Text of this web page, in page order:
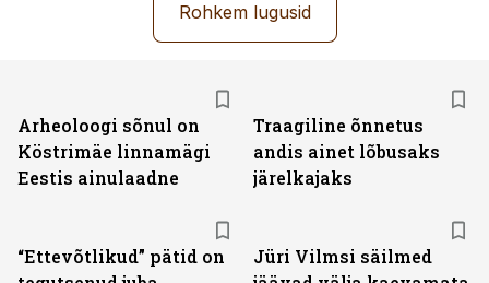
Rohkem lugusid
Arheoloogi sõnul on
Köstrimäe linnamägi
Eestis ainulaadne
Traagiline õnnetus
andis ainet lõbusaks
järelkajaks
“Ettevõtlikud” pätid on
Jüri Vilmsi säilmed